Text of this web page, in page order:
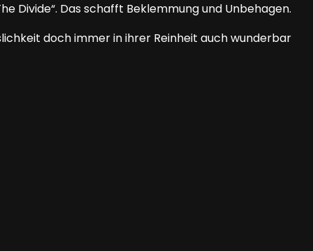
Divide“. Das schafft Beklemmung und Unbehagen.
doch immer in ihrer Reinheit auch wunderbar